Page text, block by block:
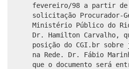
fevereiro/98 a partir de
solicitação Procurador-
Ministério Público do
Dr. Hamilton Carvalho,
posição do CGI.br sobre
na Rede. Dr. Fábio
que o documento será